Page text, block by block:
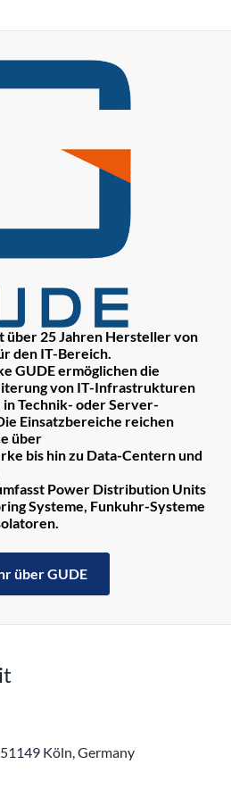
über 25 Jahren Hersteller von
den IT-Bereich.
GUDE ermöglichen die
von IT-Infrastrukturen
Technik- oder Server-
Einsatzbereiche reichen
über
bis hin zu Data-Centern und
Power Distribution Units
Systeme, Funkuhr-Systeme
über GUDE
Köln, Germany